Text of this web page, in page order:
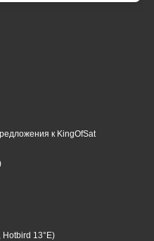
к KingOfSat
13°E)